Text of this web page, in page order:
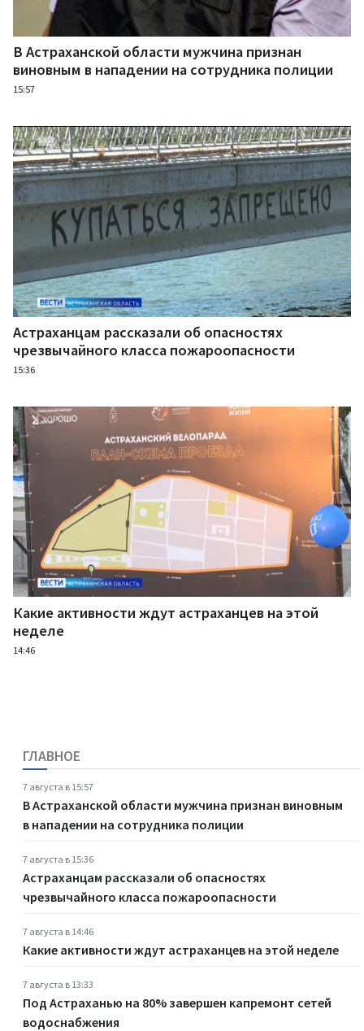
В Астраханской области мужчина признан
виновным в нападении на сотрудника полиции
15:57
Астраханцам рассказали об опасностях
чрезвычайного класса пожароопасности
15:36
Какие активности ждут астраханцев на этой
неделе
14:46
ГЛАВНОЕ
7 августа в 15:57
В Астраханской области мужчина признан виновным
в нападении на сотрудника полиции
7 августа в 15:36
Астраханцам рассказали об опасностях
чрезвычайного класса пожароопасности
7 августа в 14:46
Какие активности ждут астраханцев на этой неделе
7 августа в 13:33
Под Астраханью на 80% завершен капремонт сетей
водоснабжения